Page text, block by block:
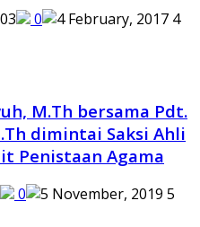
0
4
M.Th bersama Pdt.
dimintai Saksi Ahli
Penistaan Agama
0
5